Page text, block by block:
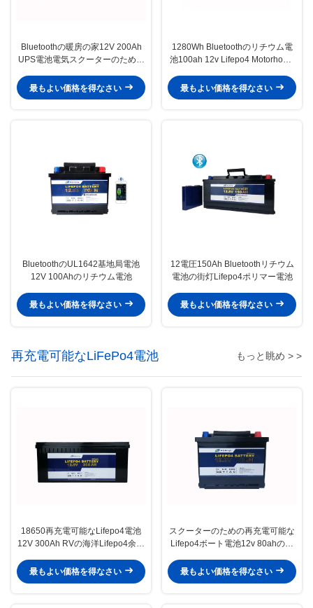
Bluetoothの暖房の家12V 200Ah
UPS電池電気スクーターのための
最もよい価格を得なさい
1280Wh Bluetoothのリチウム電
池100ah 12v Lifepo4 Motorhome
最もよい価格を得なさい
BluetoothのUL1642基地局電池
12V 100Ahのリチウム電池
最もよい価格を得なさい
12電圧150Ah Bluetoothリチウム
電池の街灯Lifepo4ポリマー電池
最もよい価格を得なさい
再充電可能なLiFePo4電池 もっと眺め > >
18650再充電可能なLifepo4電池
12V 300Ah RVの海洋Lifepo4余暇
最もよい価格を得なさい
スクーターのための再充電可能な
Lifepo4ボート電池12v 80ahのリ
最もよい価格を得なさい